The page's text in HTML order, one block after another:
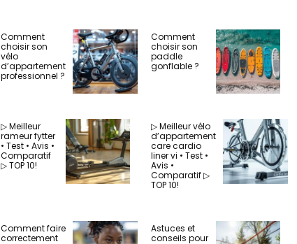
Comment
choisir son
vélo
d’appartement
professionnel ?
Comment
choisir son
paddle
gonflable ?
▷ Meilleur
rameur fytter
• Test • Avis •
Comparatif
▷ TOP 10!
▷ Meilleur vélo
d’appartement
care cardio
liner vi • Test •
Avis •
Comparatif ▷
TOP 10!
Comment faire
correctement
Astuces et
conseils pour